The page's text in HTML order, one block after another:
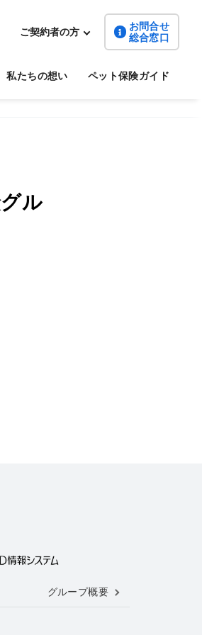
ご契約者の方
お問合せ
総合窓口
私たちの想い ペット保険ガイド
ル
グループ概要